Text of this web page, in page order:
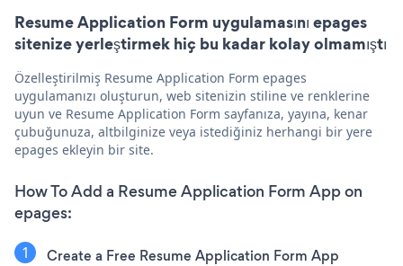
Resume Application Form uygulamasını epages
sitenize yerleştirmek hiç bu kadar kolay olmamıştı
Özelleştirilmiş Resume Application Form epages
uygulamanızı oluşturun, web sitenizin stiline ve renklerine
uyun ve Resume Application Form sayfanıza, yayına, kenar
çubuğunuza, altbilginize veya istediğiniz herhangi bir yere
epages ekleyin bir site.
How To Add a Resume Application Form App on
epages:
Create a Free Resume Application Form App